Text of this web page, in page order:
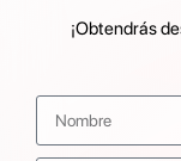
¡Obtendrás